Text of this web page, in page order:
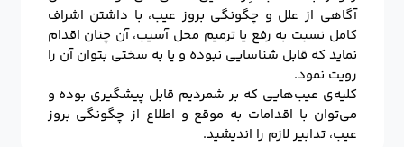
آگاهی از علل و چگونگی بروز عیب، با داشتن اشراف
کامل نسبت به رفع یا ترمیم محل آسیب، آن چنان اقدام
نماید که قابل شناسایی نبوده و یا به سختی بتوان آن را
رویت نمود.
کلیه‌ی عیب‌هایی که بر شمردیم قابل پیشگیری بوده و
می‌توان با اقدامات به موقع و اطلاع از چگونگی بروز
عیب، تدابیر لازم را اندیشید.